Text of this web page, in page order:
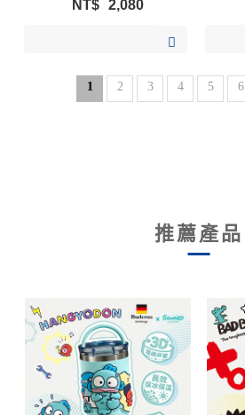
NT$ 2,080
1 2 3 4 5 6
推薦產品